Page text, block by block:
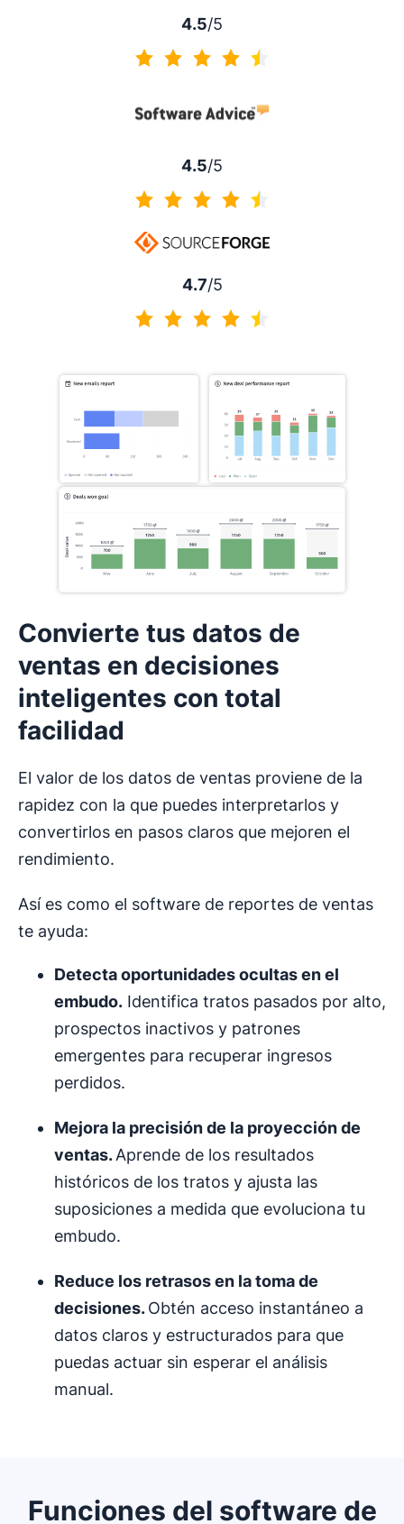
4.5/5
4.5/5
4.7/5
Convierte tus datos de
ventas en decisiones
inteligentes con total
facilidad
El valor de los datos de ventas proviene de la
rapidez con la que puedes interpretarlos y
convertirlos en pasos claros que mejoren el
rendimiento.
Así es como el software de reportes de ventas
te ayuda:
Detecta oportunidades ocultas en el
embudo. Identifica tratos pasados por alto,
prospectos inactivos y patrones
emergentes para recuperar ingresos
perdidos.
Mejora la precisión de la proyección de
ventas.Aprende de los resultados
históricos de los tratos y ajusta las
suposiciones a medida que evoluciona tu
embudo.
Reduce los retrasos en la toma de
decisiones.Obtén acceso instantáneo a
datos claros y estructurados para que
puedas actuar sin esperar el análisis
manual.
Funciones del software de